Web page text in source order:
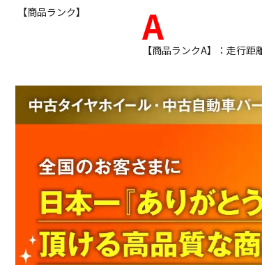
【商品ランク】
A
【商品ランクA】：走行